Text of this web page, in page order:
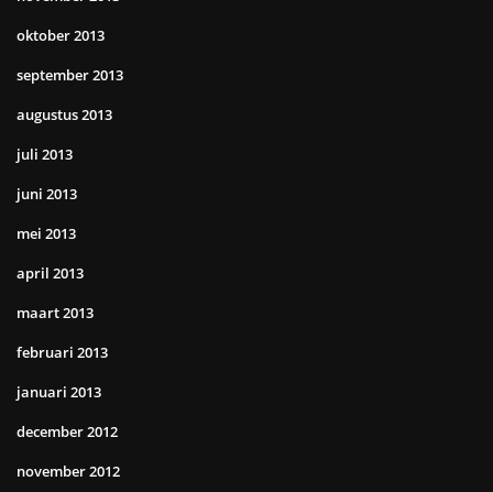
oktober 2013
september 2013
augustus 2013
juli 2013
juni 2013
mei 2013
april 2013
maart 2013
februari 2013
januari 2013
december 2012
november 2012